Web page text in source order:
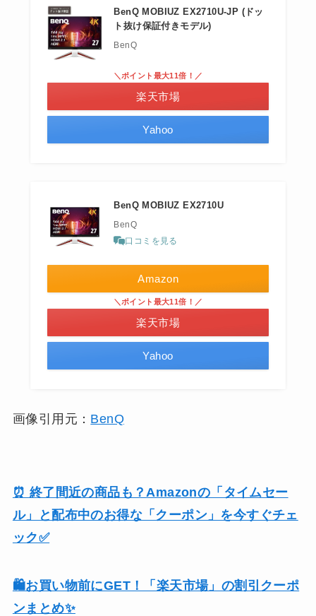
BenQ MOBIUZ EX2710U-JP (ドッ
ト抜け保証付きモデル)
BenQ
＼ポイント最大11倍！／
楽天市場
Yahoo
BenQ MOBIUZ EX2710U
BenQ
口コミを見る
Amazon
＼ポイント最大11倍！／
楽天市場
Yahoo
画像引用元： BenQ
⏰ 終了間近の商品も？Amazonの「タイムセー
ル」と配布中のお得な「クーポン」を今すぐチェ
ック✅
🛍️お買い物前にGET！「楽天市場」の割引クーポ
ンまとめ✨